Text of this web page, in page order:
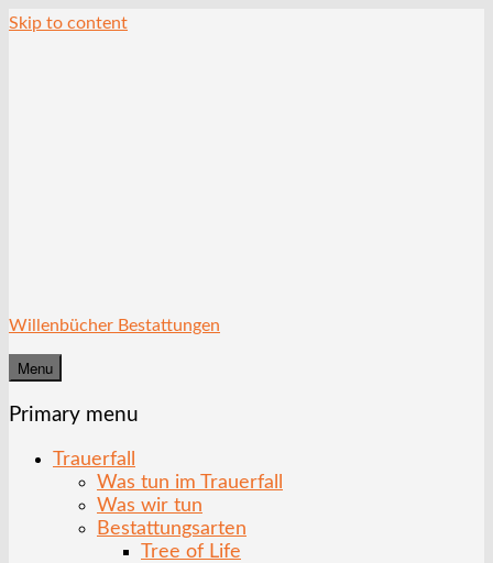
Skip to content
Willenbücher Bestattungen
Menu
Primary menu
Trauerfall
Was tun im Trauerfall
Was wir tun
Bestattungsarten
Tree of Life